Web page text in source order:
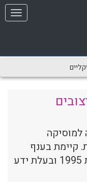
תפריט
קיימת בענף
האירועים משנת 1995 ובעלת ידע